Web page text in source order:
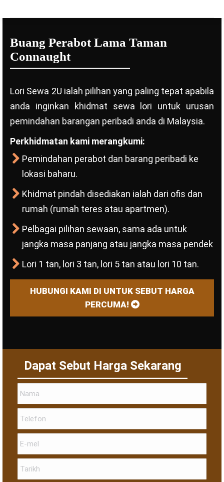
Buang Perabot Lama Taman
Connaught
Lori Sewa 2U ialah pilihan yang paling tepat apabila
anda inginkan khidmat sewa lori untuk urusan
pemindahan barangan peribadi anda di Malaysia.
Perkhidmatan kami merangkumi:
Pemindahan perabot dan barang peribadi ke
lokasi baharu.
Khidmat pindah disediakan ialah dari ofis dan
rumah (rumah teres atau apartmen).
Pelbagai pilihan sewaan, sama ada untuk
jangka masa panjang atau jangka masa pendek
Lori 1 tan, lori 3 tan, lori 5 tan atau lori 10 tan.
HUBUNGI KAMI DI UNTUK SEBUT HARGA
PERCUMA!
Dapat Sebut Harga Sekarang